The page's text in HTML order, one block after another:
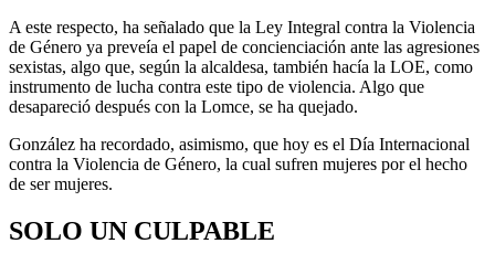
A este respecto, ha señalado que la Ley Integral contra la Violencia
de Género ya preveía el papel de concienciación ante las agresiones
sexistas, algo que, según la alcaldesa, también hacía la LOE, como
instrumento de lucha contra este tipo de violencia. Algo que
desapareció después con la Lomce, se ha quejado.
González ha recordado, asimismo, que hoy es el Día Internacional
contra la Violencia de Género, la cual sufren mujeres por el hecho
de ser mujeres.
SOLO UN CULPABLE